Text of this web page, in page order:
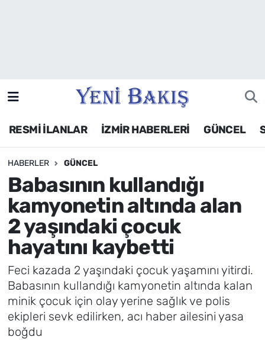
RESMİ İLANLAR İZMİR HABERLERİ GÜNCEL
HABERLER GÜNCEL
Babasının kullandığı
kamyonetin altında alan
2 yaşındaki çocuk
hayatını kaybetti
Feci kazada 2 yaşındaki çocuk yaşamını yitirdi.
Babasının kullandığı kamyonetin altında kalan
minik çocuk için olay yerine sağlık ve polis
ekipleri sevk edilirken, acı haber ailesini yasa
boğdu
Siyaset
Asayiş / Polis-Adliye
Spor
Magazin
Foto Galeri
Künye
İletişim